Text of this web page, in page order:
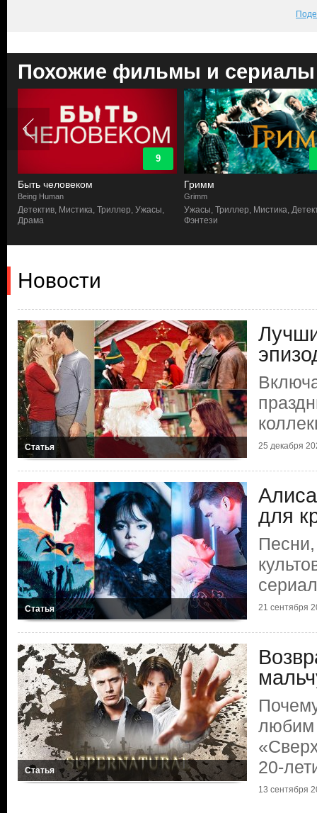
Похожие фильмы и сериалы
9
Быть человеком
Being Human
Детектив, Мистика, Триллер, Ужасы,
Драма
Гримм
Grimm
Ужасы, Триллер, Мистика,
Фэнтези
Новости
Статья 25 декабря
Статья
для
21 сентября
Статья
любим
20-
13 сентября